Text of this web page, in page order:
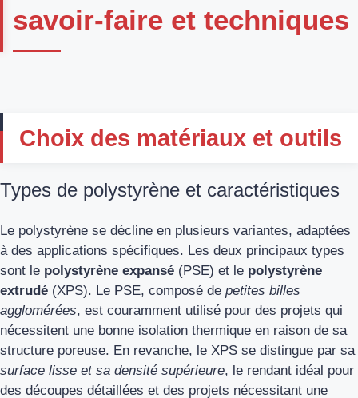
savoir-faire et techniques
Choix des matériaux et outils
Types de polystyrène et caractéristiques
Le polystyrène se décline en plusieurs variantes, adaptées
à des applications spécifiques. Les deux principaux types
sont le polystyrène expansé (PSE) et le polystyrène
extrudé (XPS). Le PSE, composé de petites billes
agglomérées, est couramment utilisé pour des projets qui
nécessitent une bonne isolation thermique en raison de sa
structure poreuse. En revanche, le XPS se distingue par sa
surface lisse et sa densité supérieure, le rendant idéal pour
des découpes détaillées et des projets nécessitant une